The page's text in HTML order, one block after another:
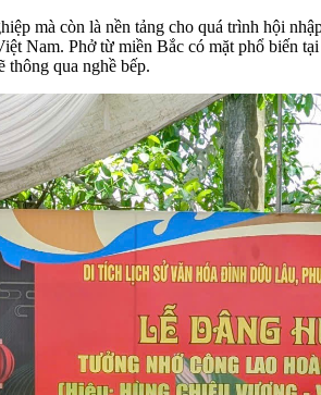
mà còn là nền tảng cho quá trình hội
Nam. Phở từ miền Bắc có mặt phổ biến
thông qua nghề bếp.